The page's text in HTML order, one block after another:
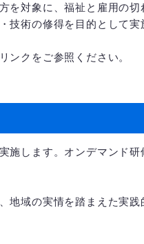
を対象に、福祉と雇用の切
技術の修得を目的として実
ンクをご参照ください。
施します。オンデマンド研
地域の実情を踏まえた実践